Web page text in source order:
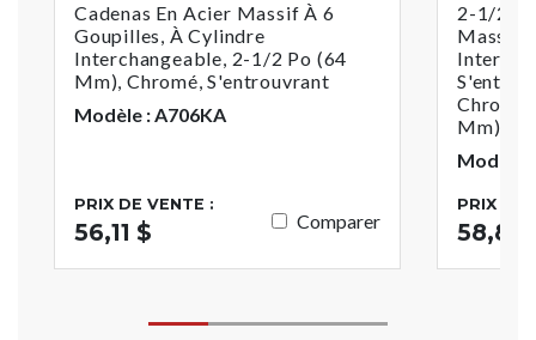
Cadenas En Acier Massif À 6
Goupilles, À Cylindre
Interchangeable, 2-1/2 Po (64
Mm), Chromé, S'entrouvrant
Modèle : A706KA
PRIX DE VENTE :
56,11 $ Comparer
2-1/2
Massif
Mm)
Modèle
PRIX DE
58,88